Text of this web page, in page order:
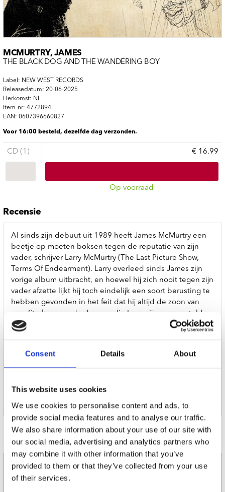
Consent Details About
This website uses cookies
We use cookies to personalise content and ads, to
provide social media features and to analyse our traffic.
We also share information about your use of our site with
our social media, advertising and analytics partners who
may combine it with other information that you’ve
provided to them or that they’ve collected from your use
of their services.
MCMURTRY, JAMES
THE BLACK DOG AND THE WANDERING BOY
Label: NEW WEST RECORDS
Releasedatum: 20-06-2025
Herkomst: NL
Item-nr: 4772894
EAN: 0607396660827
Voor 16:00 besteld, dezelfde dag verzonden.
CD (1) € 16.99
Op voorraad
Recensie
Al sinds zijn debuut uit 1989 heeft James McMurtry een
beetje op moeten boksen tegen de reputatie van zijn
vader, schrijver Larry McMurtry (The Last Picture Show,
Terms Of Endearment). Larry overleed sinds James zijn
vorige album uitbracht, en hoewel hij zich nooit tegen zijn
vader afzette lijkt hij toch eindelijk een soort berusting te
hebben gevonden in het feit dat hij altijd de zoon van
was. Sterker nog, de dromen die Larry zijn zoon vertelde
zijn nu de inspiratie voor James. Daarnaast grijpt hij terug
stiefmoeder is. Muzikaal is het allemaal diepgeworteld in
de Texaanse traditie van rock, met een vleug Mexico, en
die vrede heeft met alles wat hem gebeurd is. (Jurgen
Vreugdenhil)
Door Redactie op
nieuwsbrief